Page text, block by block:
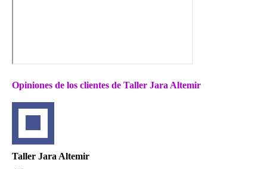
Opiniones de los clientes de Taller Jara Altemir
Taller Jara Altemir